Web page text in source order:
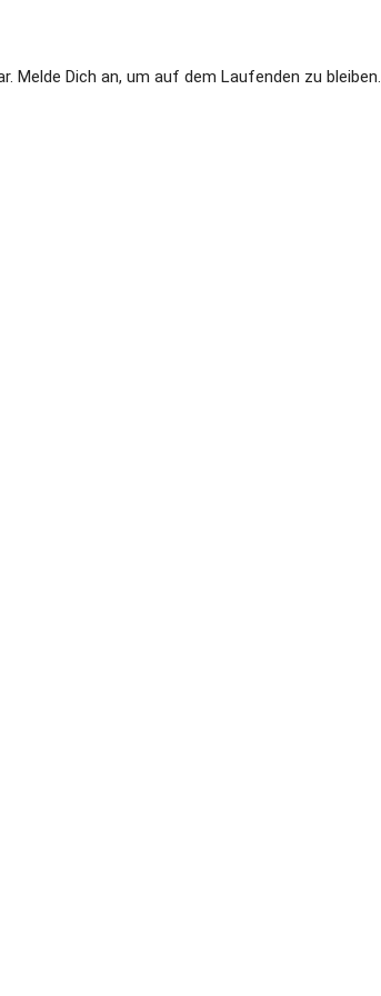
Melde Dich an, um auf dem Laufenden zu bleiben.